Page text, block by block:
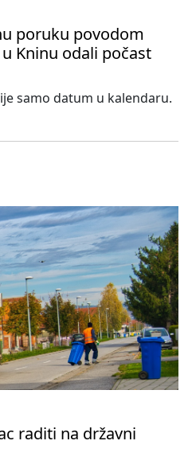
poruku povodom
Kninu odali počast
samo datum u kalendaru.
raditi na državni